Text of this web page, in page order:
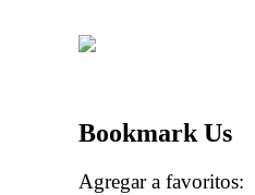
Bookmark Us
Agregar a